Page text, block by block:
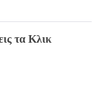
τα Κλικ